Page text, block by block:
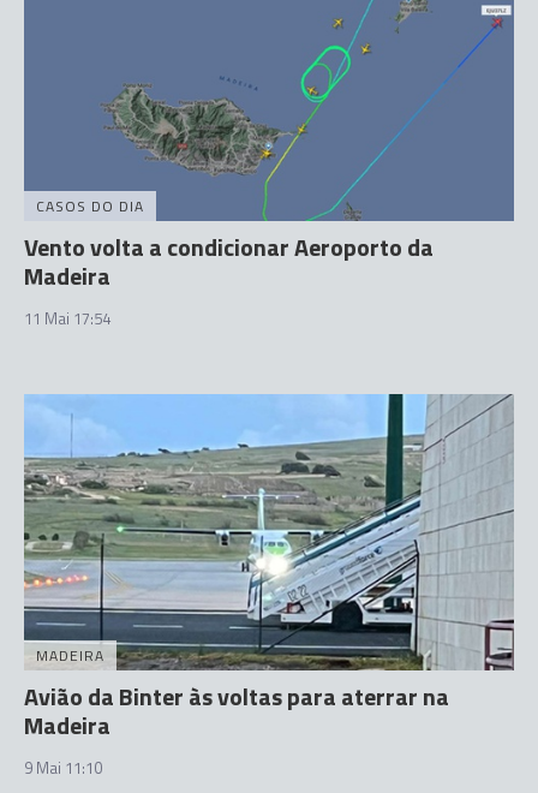
CASOS DO DIA
Vento volta a condicionar Aeroporto da
Madeira
11 Mai 17:54
MADEIRA
Avião da Binter às voltas para aterrar na
Madeira
9 Mai 11:10